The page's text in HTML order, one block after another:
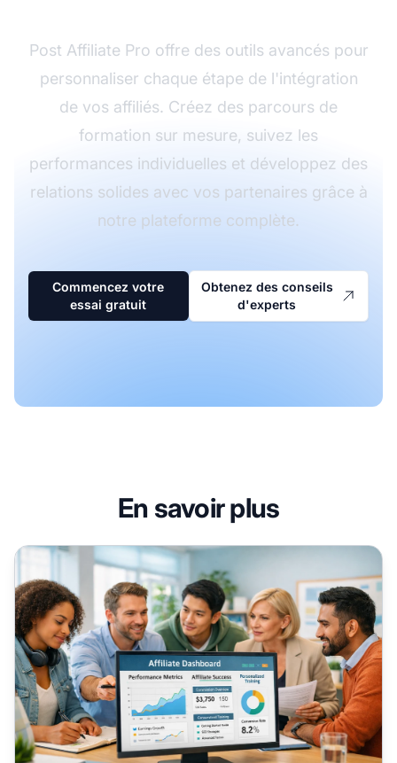
Post Affiliate Pro offre des outils avancés pour
personnaliser chaque étape de l'intégration
de vos affiliés. Créez des parcours de
formation sur mesure, suivez les
performances individuelles et développez des
relations solides avec vos partenaires grâce à
notre plateforme complète.
Commencez votre
essai gratuit
Obtenez des conseils
d'experts
En savoir plus
personnaliser l’intégration des affiliés pour un succès